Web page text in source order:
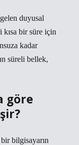
duyusal
bir süre için
kadar
süreli bellek,
göre
bilgisayarın